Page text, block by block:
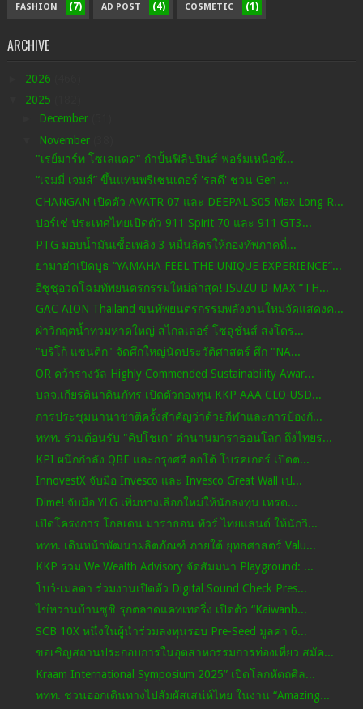
FASHION (7) AD POST (4) COSMETIC (1)
ARCHIVE
2026
2025
December
November
"เรย์มาร์ท โซเลแดด" กำปั้นฟิลิปปินส์ ฟอร์มเหนือชั้...
“เจมมี่ เจมส์” ขึ้นแท่นพรีเซนเตอร์ 'รสดี' ชวน Gen ...
CHANGAN เปิดตัว AVATR 07 และ DEEPAL S05 Max Long R...
ปอร์เช่ ประเทศไทยเปิดตัว 911 Spirit 70 และ 911 GT3...
PTG มอบน้ำมันเชื้อเพลิง 3 หมื่นลิตรให้กองทัพภาคที่...
ยามาฮ่าเปิดบูธ “YAMAHA FEEL THE UNIQUE EXPERIENCE”...
อีซูซุอวดโฉมทัพยนตรกรรมใหม่ล่าสุด! ISUZU D-MAX “TH...
GAC AION Thailand ขนทัพยนตรกรรมพลังงานใหม่จัดแสดงค...
ฝ่าวิกฤตน้ำท่วมหาดใหญ่ สไกลเลอร์ โซลูชั่นส์ ส่งโดร...
"บริโก้ แซนติก" จัดศึกใหญ่นัดประวัติศาสตร์ ศึก "NA...
OR คว้ารางวัล Highly Commended Sustainability Awar...
บลจ.เกียรตินาคินภัทร เปิดตัวกองทุน KKP AAA CLO-USD...
การประชุมนานาชาติครั้งสำคัญว่าด้วยกีฬาและการป้องกั...
ททท. ร่วมต้อนรับ "คิปโชเก" ตำนานมาราธอนโลก ถึงไทยร...
KPI ผนึกกำลัง QBE และกรุงศรี ออโต้ โบรคเกอร์ เปิดต...
InnovestX จับมือ Invesco และ Invesco Great Wall เป...
Dime! จับมือ YLG เพิ่มทางเลือกใหม่ให้นักลงทุน เทรด...
เปิดโครงการ โกลเดน มาราธอน ทัวร์ ไทยแลนด์ ให้นักวิ...
ททท. เดินหน้าพัฒนาผลิตภัณฑ์ ภายใต้ ยุทธศาสตร์ Valu...
KKP ร่วม We Wealth Advisory จัดสัมมนา Playground: ...
โบว์-เมลดา ร่วมงานเปิดตัว Digital Sound Check Pres...
ไข่หวานบ้านซูชิ รุกตลาดแคทเทอริ่ง เปิดตัว “Kaiwanb...
SCB 10X หนึ่งในผู้นำร่วมลงทุนรอบ Pre-Seed มูลค่า 6...
ขอเชิญสถานประกอบการในอุตสาหกรรมการท่องเที่ยว สมัค...
Kraam International Symposium 2025” เปิดโลกหัตถศิล...
ททท. ชวนออกเดินทางไปสัมผัสเสน่ห์ไทย ในงาน “Amazing...